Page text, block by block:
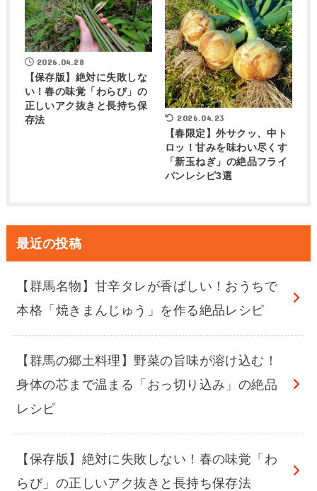
2026.04.28
【保存版】絶対に失敗しな
い！春の味覚「わらび」の
正しいアク抜きと長持ち保
存法
2026.04.23
【春限定】外サクッ、中ト
ロッ！甘みを味わい尽くす
「新玉ねぎ」の絶品フライ
パンレシピ3選
最近の投稿
【群馬名物】甘辛タレが香ばしい！おうちで
本格「焼きまんじゅう」を作る絶品レシピ
【群馬の郷土料理】野菜の旨味が溶け込む！
身体の芯まで温まる「おっ切り込み」の絶品
レシピ
【保存版】絶対に失敗しない！春の味覚「わ
らび」の正しいアク抜きと長持ち保存法